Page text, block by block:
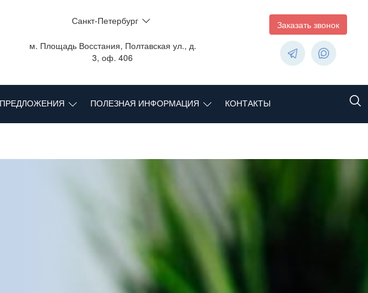
Санкт-Петербург
м. Площадь Восстания, Полтавская ул., д.
3, оф. 406
Заказать звонок
ПОЛЕЗНАЯ ИНФОРМАЦИЯ КОНТАКТЫ